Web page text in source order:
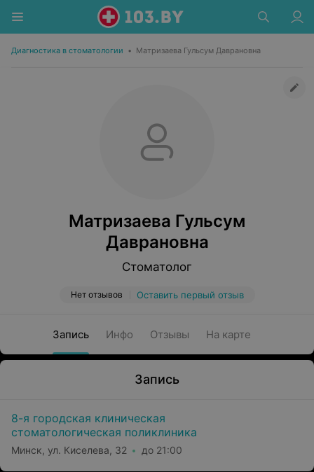
Диагностика в стоматологии • Матризаева Гульсум Даврановна
Матризаева Гульсум
Даврановна
Стоматолог
Нет отзывов Оставить первый отзыв
Запись Инфо Отзывы На карте
Запись
8-я городская клиническая
стоматологическая поликлиника
Минск, ул. Киселева, 32 до 21:00